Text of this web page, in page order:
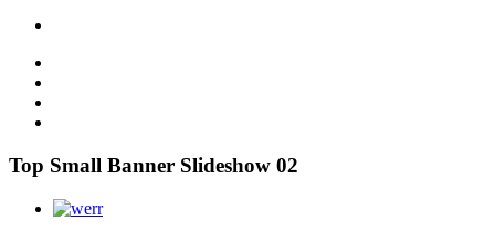
Top Small Banner Slideshow 02